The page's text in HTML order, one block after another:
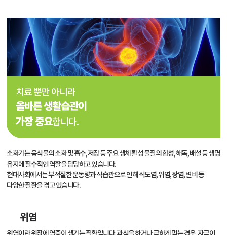
치료 뿐만 아니라
올바른 생활습관이
가장 중요합니다.
소화기는 음식물의 소화 및 흡수, 저장 등 주요 생체 활성 물질의 합성, 해독, 배설 등 생명
유지에 필수적인 역할을 담당하고 있습니다.
현대사회에서는 부적절한 운동량과 식습관으로 인해 식도염, 위염, 장염, 변비 등
다양한 질환을 겪고 있습니다.
위염